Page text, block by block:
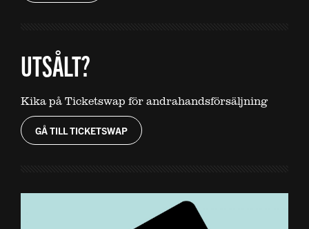
UTSÅLT?
Kika på Ticketswap för andrahandsförsäljning
GÅ TILL TICKETSWAP